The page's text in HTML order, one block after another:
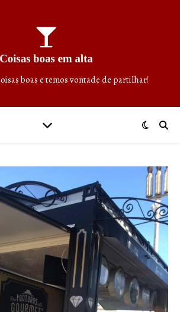
boas e temos vontade de partilhar!